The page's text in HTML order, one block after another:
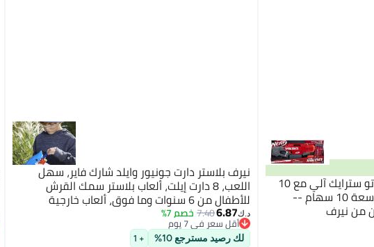
نيرف مسدس سهام ميجا موتو سترايك آلي مع 10
سهام ناسفة رسمية ومخزن سعة 10 سهام --
من نيرف
نيرف بلاستر دارت جونيور وايلد شارك فاير، سهل
اللعب، 8 دارت إيلت، ألعاب بلاستر سمك القرش
للأطفال من 6 سنوات وما فوق، ألعاب خارجية
د.ك‏6.87
7.40خصم 7%
أقل سعر في 7 يوم
أقل سعر في 7 يوم
لك رصيد مسترجع 10% + 1